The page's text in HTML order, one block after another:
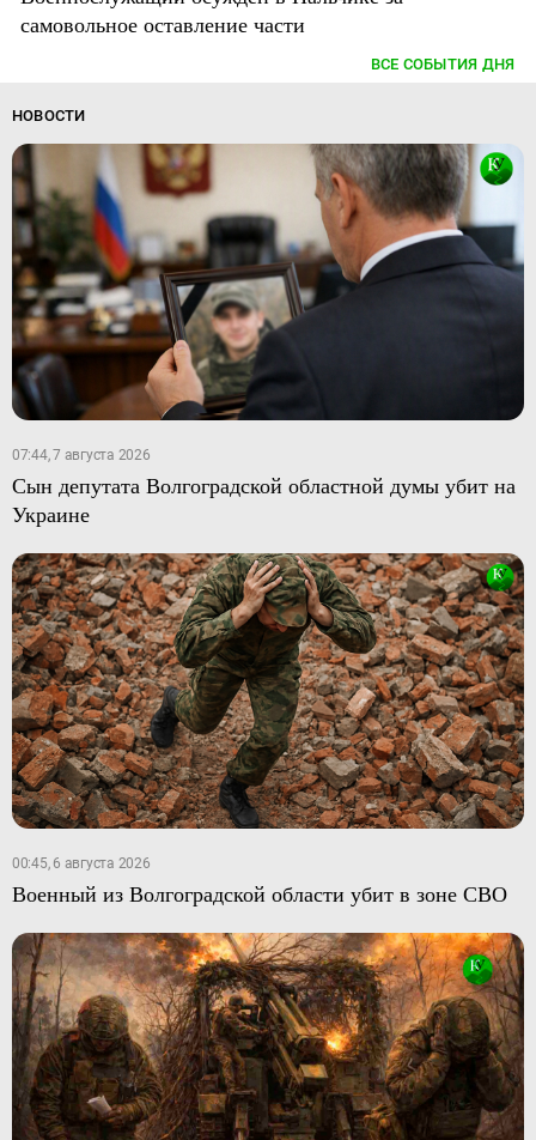
самовольное оставление части
ВСЕ СОБЫТИЯ ДНЯ
НОВОСТИ
07:44, 7 августа 2026
Сын депутата Волгоградской областной думы убит на
Украине
00:45, 6 августа 2026
Военный из Волгоградской области убит в зоне СВО